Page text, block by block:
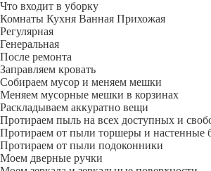
Что входит в уборку
Регу­лярная
Гене­ральная
После ремонта
Заправляем кровать
Собираем мусор и меняем мешки
Меняем мусорные мешки в корзинах
Раскладываем аккуратно вещи
Протираем пыль на всех доступных и
Протираем от пыли торшеры и настенные
Протираем от пыли подоконники
Моем дверные ручки